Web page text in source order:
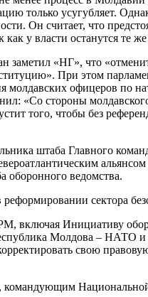
только усугубляет.
Он считает, что
у власти останутся те
«НГ», что
При этом
офицеров по
«Со стороны
того, чтобы без
штаба Главного
оборонного ведомства.
сектора
включая Инициативу
Молдова – НАТО и
свою
командующим